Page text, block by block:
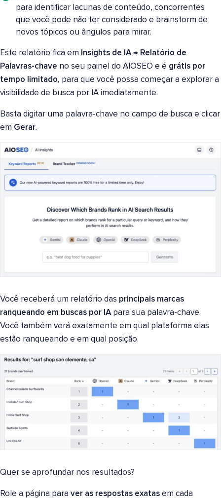
para identificar lacunas de conteúdo, concorrentes
que você pode não ter considerado e brainstorm de
novos tópicos ou ângulos para mirar.
Este relatório fica em Insights de IA → Relatório de
Palavras-chave no seu painel do AIOSEO e é grátis por
tempo limitado, para que você possa começar a explorar a
visibilidade de busca por IA imediatamente.
Basta digitar uma palavra-chave no campo de busca e clicar
em Gerar.
Você receberá um relatório das principais marcas
ranqueando em buscas por IApara sua palavra-chave.
Você também verá exatamente em qual plataforma elas
estão ranqueando e em qual posição.
Quer se aprofundar nos resultados?
Role a página para ver as respostas exatas em cada